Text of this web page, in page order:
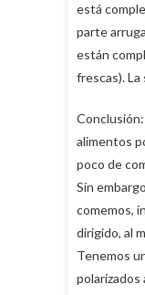
está
parte
están
frescas). La
alimentos
poco de
Sin
comemos,
dirigido, al
Tenemos
polarizados